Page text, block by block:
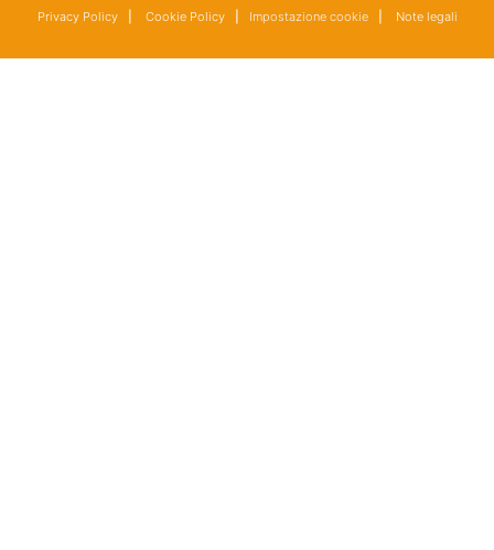
Privacy Policy| Cookie Policy| Impostazione cookie| Note legali